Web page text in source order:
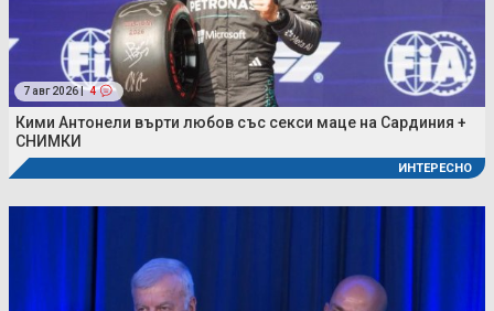
7 авг 2026 | 4
Кими Антонели върти любов със секси маце на Сардиния +
СНИМКИ
ИНТЕРЕСНО